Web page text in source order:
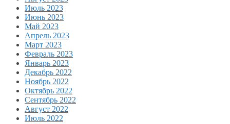
Июль 2023
Июнь 2023
Май 2023
Апрель 2023
Март 2023
Февраль 2023
Январь 2023
Декабрь 2022
Ноябрь 2022
Октябрь 2022
Сентябрь 2022
Август 2022
Июль 2022